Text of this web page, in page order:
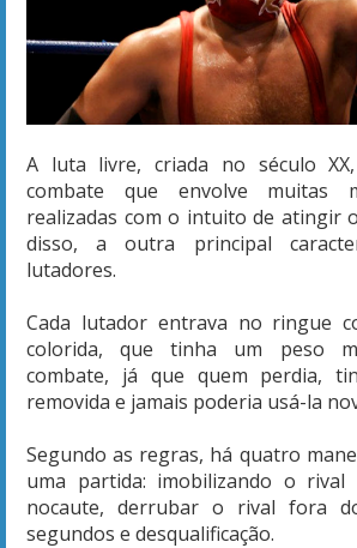
A luta livre, criada no século
combate que envolve muitas
realizadas com o intuito de atingir
disso, a outra principal
lutadores.
Cada lutador entrava no ringue
colorida, que tinha um peso
combate, já que quem perdia,
removida e jamais poderia usá-la
Segundo as regras, há quatro
uma partida: imobilizando o rival
nocaute, derrubar o rival fora
segundos e desqualificação.